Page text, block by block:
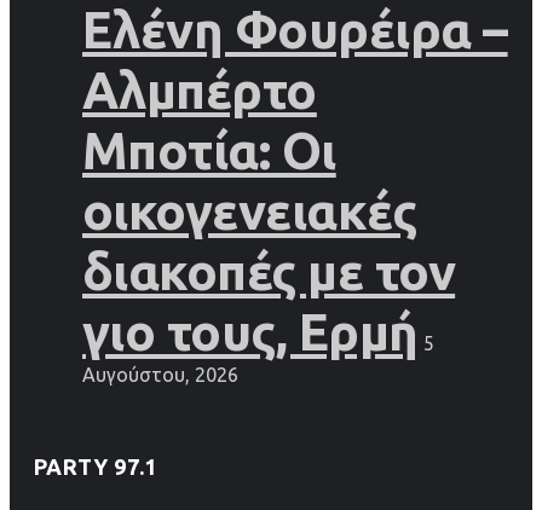
Ελένη Φουρέιρα –
Αλμπέρτο
Μποτία: Οι
οικογενειακές
διακοπές με τον
γιο τους, Ερμή 5
Αυγούστου, 2026
PARTY 97.1